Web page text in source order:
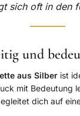
sich oft in den
und
aus Silber ist
mit Bedeutung
dich auf